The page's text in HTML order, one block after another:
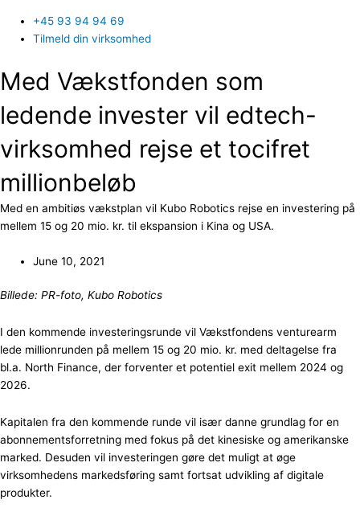
+45 93 94 94 69
Tilmeld din virksomhed
Med Vækstfonden som
ledende invester vil edtech-
virksomhed rejse et tocifret
millionbeløb
Med en ambitiøs vækstplan vil Kubo Robotics rejse en investering på
mellem 15 og 20 mio. kr. til ekspansion i Kina og USA.
June 10, 2021
Billede: PR-foto, Kubo Robotics
I den kommende investeringsrunde vil Vækstfondens venturearm
lede millionrunden på mellem 15 og 20 mio. kr. med deltagelse fra
bl.a. North Finance, der forventer et potentiel exit mellem 2024 og
2026.
Kapitalen fra den kommende runde vil især danne grundlag for en
abonnementsforretning med fokus på det kinesiske og amerikanske
marked. Desuden vil investeringen gøre det muligt at øge
virksomhedens markedsføring samt fortsat udvikling af digitale
produkter.